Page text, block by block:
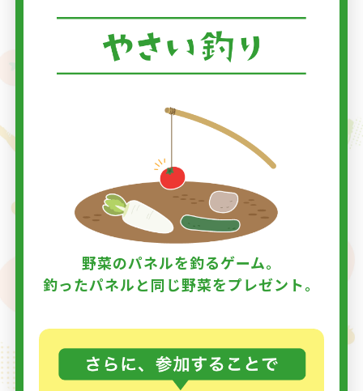
野菜のパネルを釣るゲーム。
釣ったパネルと同じ野菜をプレゼント。